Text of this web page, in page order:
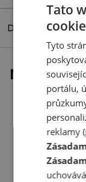
Detaily produktu
Tato
Tyto
portálu,
reklamy